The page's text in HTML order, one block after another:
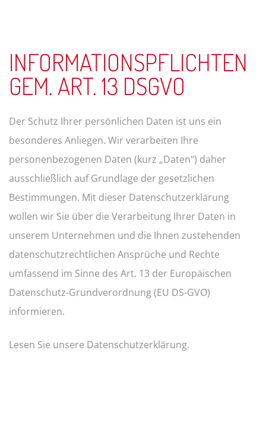
INFORMATIONSPFLICHTEN
GEM. ART. 13 DSGVO
Der Schutz Ihrer persönlichen Daten ist uns ein
besonderes Anliegen. Wir verarbeiten Ihre
personenbezogenen Daten (kurz „Daten“) daher
ausschließlich auf Grundlage der gesetzlichen
Bestimmungen. Mit dieser Datenschutzerklärung
wollen wir Sie über die Verarbeitung Ihrer Daten in
unserem Unternehmen und die Ihnen zustehenden
datenschutzrechtlichen Ansprüche und Rechte
umfassend im Sinne des Art. 13 der Europäischen
Datenschutz-Grundverordnung (EU DS-GVO)
informieren.
Lesen Sie unsere Datenschutzerklärung.